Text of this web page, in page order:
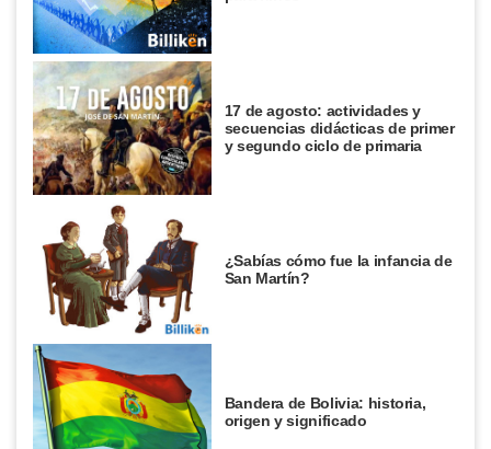
17 de agosto: actividades y
secuencias didácticas de primer
y segundo ciclo de primaria
¿Sabías cómo fue la infancia de
San Martín?
Bandera de Bolivia: historia,
origen y significado